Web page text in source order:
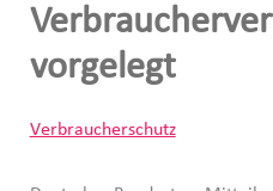
vorgelegt
Verbraucherschutz